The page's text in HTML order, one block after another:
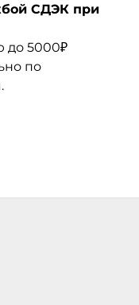
СДЭК при
до 5000₽
по